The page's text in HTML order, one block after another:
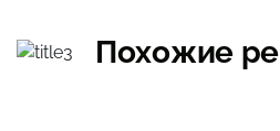
Похожие